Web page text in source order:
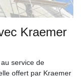
Kraemer
service de
offert par Kraemer